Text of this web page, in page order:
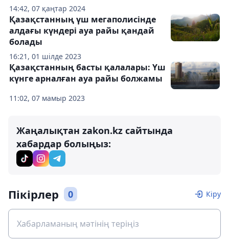
14:42, 07 қаңтар 2024
16:21, 01 шілде 2023
Қазақстанның үш мегаполисінде
алдағы күндері ауа райы қандай
болады
11:02, 07 мамыр 2023
Қазақстанның басты қалалары: Үш
күнге арналған ауа райы болжамы
Жаңалықтан zakon.kz сайтында
хабардар болыңыз:
Пікірлер 0 Кіру